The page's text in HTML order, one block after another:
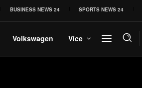
BUSINESS NEWS 24 SPORTS NEWS 24
Volkswagen Více